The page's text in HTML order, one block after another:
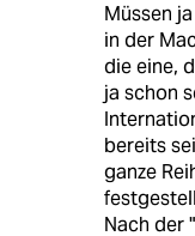
Müssen
in der
die eine,
ja schon
bereits
ganze
Nach der